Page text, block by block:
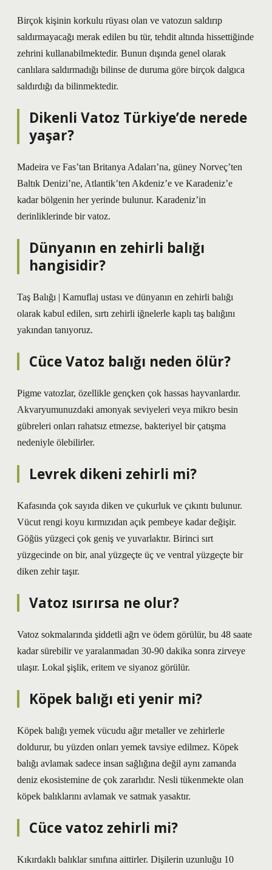
Birçok kişinin korkulu rüyası olan ve vatozun saldırıp
saldırmayacağı merak edilen bu tür, tehdit altında hissettiğinde
zehrini kullanabilmektedir. Bunun dışında genel olarak
canlılara saldırmadığı bilinse de duruma göre birçok dalgıca
saldırdığı da bilinmektedir.
Dikenli Vatoz Türkiye’de nerede
yaşar?
Madeira ve Fas’tan Britanya Adaları’na, güney Norveç’ten
Baltık Denizi’ne, Atlantik’ten Akdeniz’e ve Karadeniz’e
kadar bölgenin her yerinde bulunur. Karadeniz’in
derinliklerinde bir vatoz.
Dünyanın en zehirli balığı
hangisidir?
Taş Balığı | Kamuflaj ustası ve dünyanın en zehirli balığı
olarak kabul edilen, sırtı zehirli iğnelerle kaplı taş balığını
yakından tanıyoruz.
Cüce Vatoz balığı neden ölür?
Pigme vatozlar, özellikle gençken çok hassas hayvanlardır.
Akvaryumunuzdaki amonyak seviyeleri veya mikro besin
gübreleri onları rahatsız etmezse, bakteriyel bir çatışma
nedeniyle ölebilirler.
Levrek dikeni zehirli mi?
Kafasında çok sayıda diken ve çukurluk ve çıkıntı bulunur.
Vücut rengi koyu kırmızıdan açık pembeye kadar değişir.
Göğüs yüzgeci çok geniş ve yuvarlaktır. Birinci sırt
yüzgecinde on bir, anal yüzgeçte üç ve ventral yüzgeçte bir
diken zehir taşır.
Vatoz ısırırsa ne olur?
Vatoz sokmalarında şiddetli ağrı ve ödem görülür, bu 48 saate
kadar sürebilir ve yaralanmadan 30-90 dakika sonra zirveye
ulaşır. Lokal şişlik, eritem ve siyanoz görülür.
Köpek balığı eti yenir mi?
Köpek balığı yemek vücudu ağır metaller ve zehirlerle
doldurur, bu yüzden onları yemek tavsiye edilmez. Köpek
balığı avlamak sadece insan sağlığına değil aynı zamanda
deniz ekosistemine de çok zararlıdır. Nesli tükenmekte olan
köpek balıklarını avlamak ve satmak yasaktır.
Cüce vatoz zehirli mi?
Kıkırdaklı balıklar sınıfına aittirler. Dişilerin uzunluğu 10